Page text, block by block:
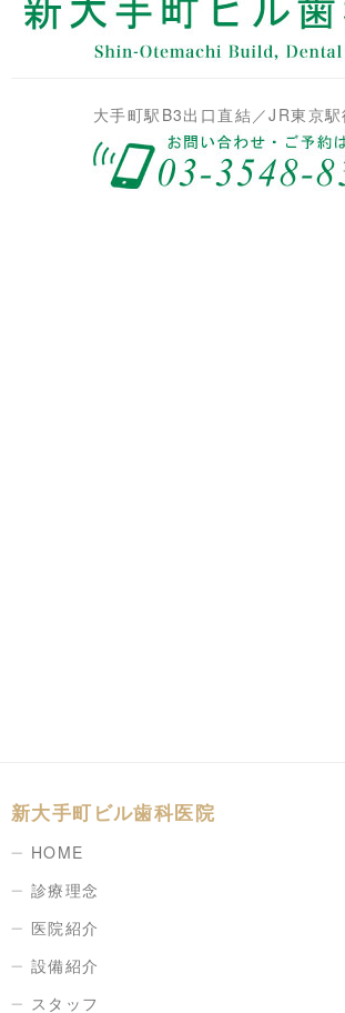
大手町駅B3出口直結／JR東京
新大手町ビル歯科医院
HOME
診療理念
医院紹介
設備紹介
スタッフ